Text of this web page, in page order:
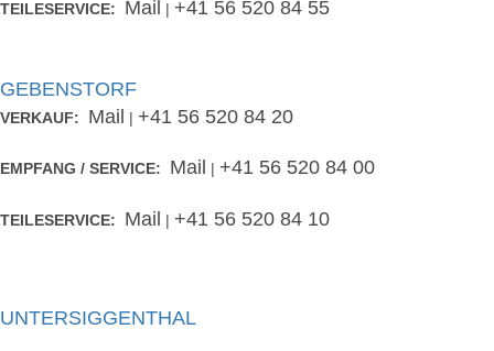
TEILESERVICE: Mail | +41 56 520 84 55
GEBENSTORF
VERKAUF: Mail | +41 56 520 84 20
EMPFANG / SERVICE: Mail | +41 56 520 84 00
TEILESERVICE: Mail | +41 56 520 84 10
UNTERSIGGENTHAL